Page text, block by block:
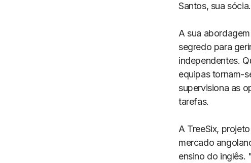
Santos, sua sócia.
A sua
segredo para
independentes.
equipas tornam-
supervisiona as
tarefas.
A TreeSix,
mercado
ensino do inglês.